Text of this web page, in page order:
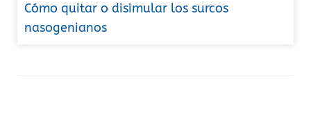
Cómo quitar o disimular los surcos
nasogenianos